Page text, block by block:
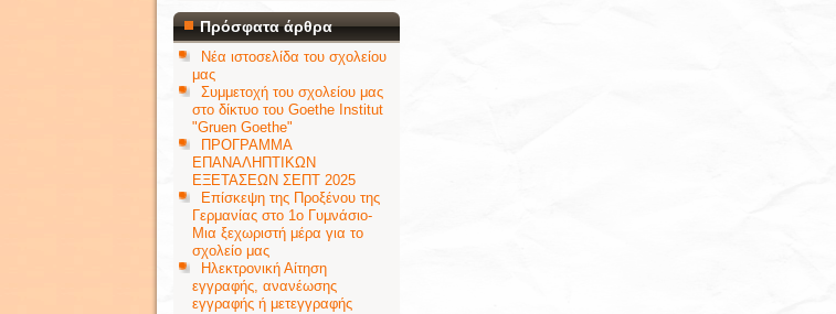
Πρόσφατα άρθρα
Νέα ιστοσελίδα του σχολείου
μας
Συμμετοχή του σχολείου μας
στο δίκτυο του Goethe Institut
"Gruen Goethe"
ΠΡΟΓΡΑΜΜΑ
ΕΠΑΝΑΛΗΠΤΙΚΩΝ
ΕΞΕΤΑΣΕΩΝ ΣΕΠΤ 2025
Επίσκεψη της Προξένου της
Γερμανίας στο 1ο Γυμνάσιο-
Μια ξεχωριστή μέρα για το
σχολείο μας
Ηλεκτρονική Αίτηση
εγγραφής, ανανέωσης
εγγραφής ή μετεγγραφής